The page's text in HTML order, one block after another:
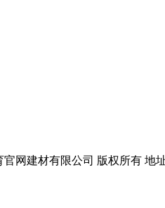
官网建材有限公司 版权所有